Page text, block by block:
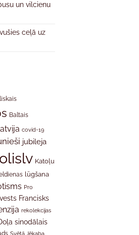
un vilcienu
ceļā uz
Baltais
covid-19
jubileja
Katoļu
lūgšana
Pro
Francisks
rekolekcijas
sinodālais
Svētā Jēkaba